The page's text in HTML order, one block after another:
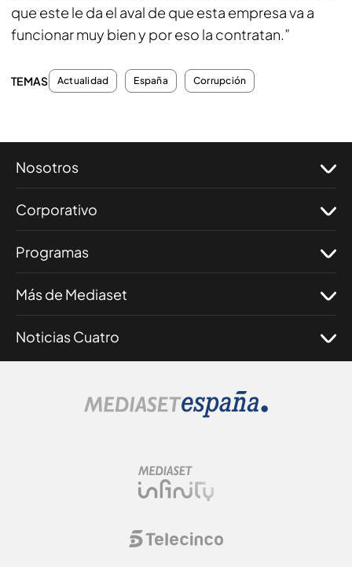
que este le da el aval de que esta empresa va a
funcionar muy bien y por eso la contratan.”
TEMAS Actualidad España Corrupción
Nosotros
Corporativo
Programas
Más de Mediaset
Noticias Cuatro